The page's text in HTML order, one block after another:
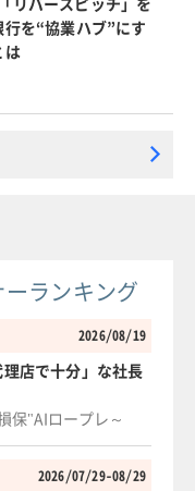
を“協業ハブ”にす
は
ランキング
2026/08/19
理店で十分」な社長
保"AIロープレ～
2026/07/29-08/29